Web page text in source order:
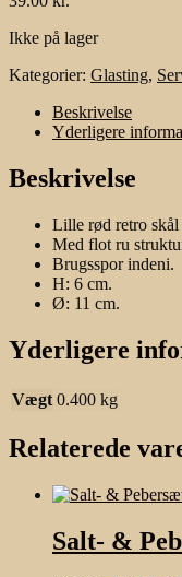
Ikke på lager
Kategorier: Glasting,
Beskrivelse
Yderligere
Beskrivelse
Lille rød retro skål
Med flot ru
Brugsspor indeni.
H: 6 cm.
Ø: 11 cm.
Yderligere
Vægt 0.400 kg
Relaterede
Salt- &